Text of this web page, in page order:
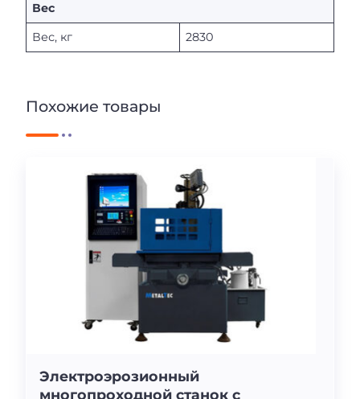
Вес
Вес, кг
2830
Похожие товары
Электроэрозионный
многопроходной станок с